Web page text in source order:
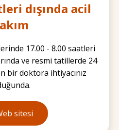
dışında acil
17.00 - 8.00 saatleri
ve resmi tatillerde 24
bir doktora ihtiyacınız
sitesi